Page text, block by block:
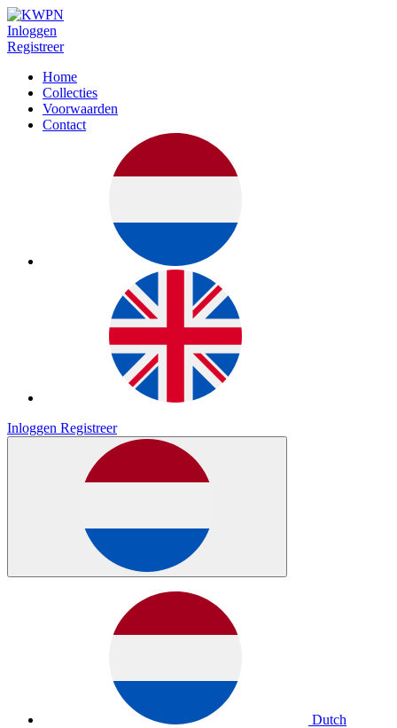
Inloggen
Registreer
Home
Collecties
Voorwaarden
Contact
Inloggen Registreer
Dutch